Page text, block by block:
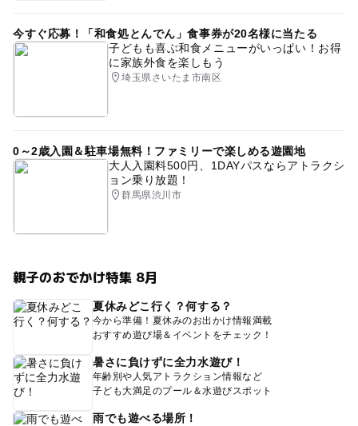
今すぐ応募！「和食処とんでん」食事券が20名様に当たる
子どもも喜ぶ和食メニューがいっぱい！お得
に家族外食を楽しもう
埼玉県さいたま市南区
0～2歳入園＆駐車場無料！ファミリーで楽しめる遊園地
大人入園料500円、1DAYパスならアトラクシ
ョン乗り放題！
群馬県渋川市
親子のおでかけ特集 8月
夏休みどこ行く？何する？
今から準備！夏休みのお出かけ情報満載
おすすめ遊び場＆イベントをチェック！
暑さに負けずに全力水遊び！
年齢別や人気アトラクション情報など
子ども大満足のプール＆水遊びスポット
雨でも遊べる場所！